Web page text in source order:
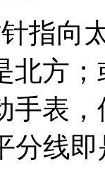
指向
北方
手表
分线